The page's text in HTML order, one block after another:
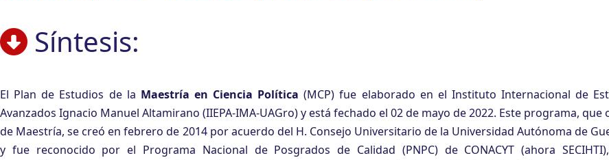
Síntesis:
El Plan de Estudios de la Maestría en Ciencia Política (MCP) fue elaborado en el Instituto Internacional de
Avanzados Ignacio Manuel Altamirano (IIEPA-IMA-UAGro) y está fechado el 02 de mayo de 2022. Este programa,
de Maestría, se creó en febrero de 2014 por acuerdo del H. Consejo Universitario de la Universidad Autónoma de
y fue reconocido por el Programa Nacional de Posgrados de Calidad (PNPC) de CONACYT (ahora